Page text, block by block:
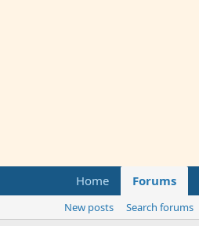
Home Forums
New posts
Search forums